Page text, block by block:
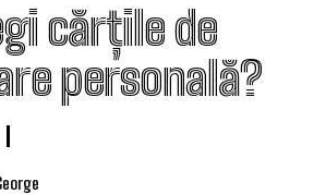
cărțile de
personală?